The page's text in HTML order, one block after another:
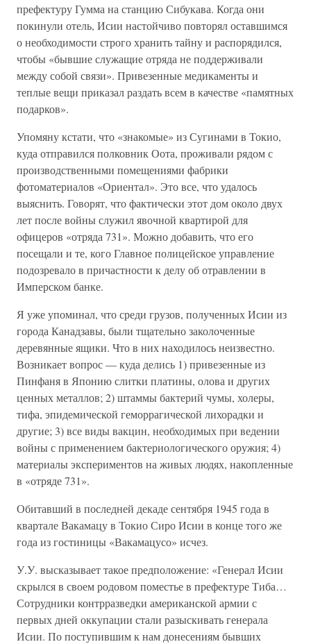
префектуру Гумма на станцию Сибукава. Когда они
покинули отель, Исии настойчиво повторял оставшимся
о необходимости строго хранить тайну и распорядился,
чтобы «бывшие служащие отряда не поддерживали
между собой связи». Привезенные медикаменты и
теплые вещи приказал раздать всем в качестве «памятных
подарков».
Упомяну кстати, что «знакомые» из Сугинами в Токио,
куда отправился полковник Оота, проживали рядом с
производственными помещениями фабрики
фотоматериалов «Ориентал». Это все, что удалось
выяснить. Говорят, что фактически этот дом около двух
лет после войны служил явочной квартирой для
офицеров «отряда 731». Можно добавить, что его
посещали и те, кого Главное полицейское управление
подозревало в причастности к делу об отравлении в
Имперском банке.
Я уже упоминал, что среди грузов, полученных Исии из
города Канадзавы, были тщательно заколоченные
деревянные ящики. Что в них находилось неизвестно.
Возникает вопрос — куда делись 1) привезенные из
Пинфаня в Японию слитки платины, олова и других
ценных металлов; 2) штаммы бактерий чумы, холеры,
тифа, эпидемической геморрагической лихорадки и
другие; 3) все виды вакцин, необходимых при ведении
войны с применением бактериологического оружия; 4)
материалы экспериментов на живых людях, накопленные
в «отряде 731».
Обитавший в последней декаде сентября 1945 года в
квартале Вакамацу в Токио Сиро Исии в конце того же
года из гостиницы «Вакамацусо» исчез.
У.У. высказывает такое предположение: «Генерал Исии
скрылся в своем родовом поместье в префектуре Тиба…
Сотрудники контрразведки американской армии с
первых дней оккупации стали разыскивать генерала
Исии. По поступившим к нам донесениям бывших